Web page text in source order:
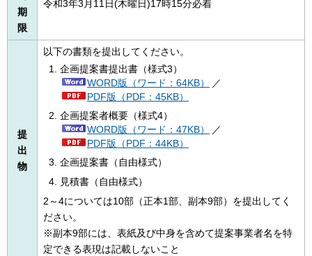
期
限
令和3年3月11日(木曜日)17時15分必着
提
出
物
以下の書類を提出してください。
企画提案書提出書（様式3）
WORD版（ワード：64KB）
／
PDF版（PDF：45KB）
企画提案者概要（様式4）
WORD版（ワード：47KB）
／
PDF版（PDF：44KB）
企画提案書（自由様式）
見積書（自由様式）
2～4については10部（正本1部、副本9部）を提出してく
ださい。
※副本9部には、表紙及び中身を含めて提案事業者名を特
定できる表現は記載しないこと